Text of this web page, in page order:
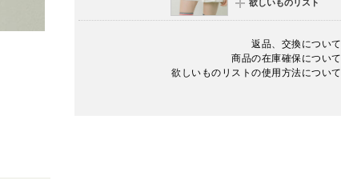
欲しいものリスト
返品、交換について
商品の在庫確保について
欲しいものリストの使用方法について